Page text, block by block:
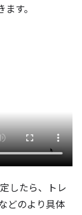
す。
したら、トレ
どのより具体